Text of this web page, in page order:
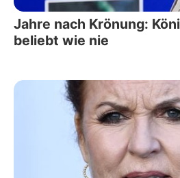
Jahre nach Krönung:
beliebt wie nie